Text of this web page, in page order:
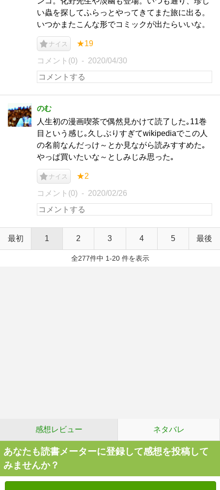
い蟲を探してふらっとやってきてまた旅に出る。
いつかまたこんな形でコミックが出たらいいな。
ナイス ★19
コメント(0) 2020/04/30
のむ
人生初の漫画喫茶で偶然見かけて読了した｡11巻
目という感じ｡久しぶりすぎてwikipediaでこの人
の名前なんだっけ～とか見ながら読みすすめた｡
やっぱ買いたいな～としみじみ思った｡
ナイス ★2
コメント(0) 2020/02/26
最初 1 2 3 4 5 最後
全277件中 1-20 件を表示
感想レビュー ネタバレ
あなたも読書メーターに登録して感想を投稿して
みませんか？